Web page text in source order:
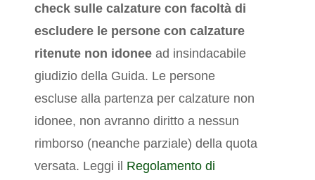
check sulle calzature con facoltà di
escludere le persone con calzature
ritenute non idonee ad insindacabile
giudizio della Guida. Le persone
escluse alla partenza per calzature non
idonee, non avranno diritto a nessun
rimborso (neanche parziale) della quota
versata. Leggi il Regolamento di